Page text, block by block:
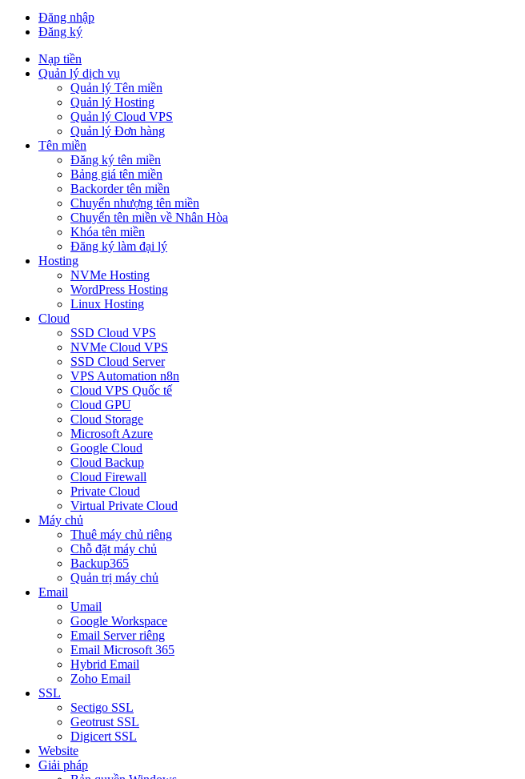
Đăng nhập
Đăng ký
Nạp tiền
Quản lý dịch vụ
Quản lý Tên miền
Quản lý Hosting
Quản lý Cloud VPS
Quản lý Đơn hàng
Tên miền
Đăng ký tên miền
Bảng giá tên miền
Backorder tên miền
Chuyển nhượng tên miền
Chuyển tên miền về Nhân Hòa
Khóa tên miền
Đăng ký làm đại lý
Hosting
NVMe Hosting
WordPress Hosting
Linux Hosting
Cloud
SSD Cloud VPS
NVMe Cloud VPS
SSD Cloud Server
VPS Automation n8n
Cloud VPS Quốc tế
Cloud GPU
Cloud Storage
Microsoft Azure
Google Cloud
Cloud Backup
Cloud Firewall
Private Cloud
Virtual Private Cloud
Máy chủ
Thuê máy chủ riêng
Chỗ đặt máy chủ
Backup365
Quản trị máy chủ
Email
Umail
Google Workspace
Email Server riêng
Email Microsoft 365
Hybrid Email
Zoho Email
SSL
Sectigo SSL
Geotrust SSL
Digicert SSL
Website
Giải pháp